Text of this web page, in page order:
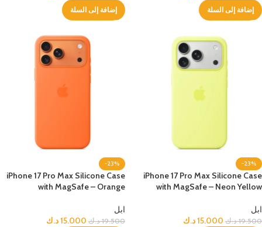
إضافة إلى السلة إضافة إلى السلة
-23%
iPhone 17 Pro Max Silicone Case
with MagSafe – Neon Yellow
ابل
19.500 د.ك 15.000د.ك
-23%
iPhone 17 Pro Max Silicone Case
with MagSafe – Orange
ابل
19.500 د.ك 15.000د.ك